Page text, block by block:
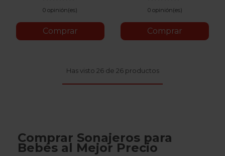
0 opinión(es)
Comprar
0 opinión(es)
Comprar
Has visto 26 de 26 productos
Comprar Sonajeros para
Bebés al Mejor Precio